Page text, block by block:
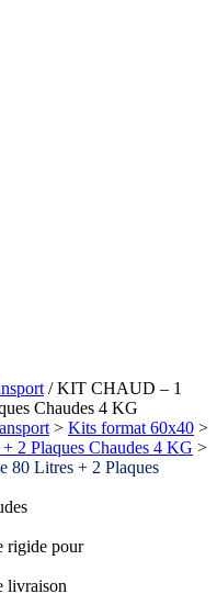
/ KIT CHAUD – 1
Chaudes 4 KG
> Kits format 60x40 >
2 Plaques Chaudes 4 KG >
80 Litres + 2 Plaques